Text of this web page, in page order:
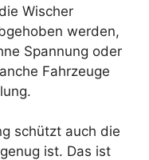
Wischer
werden,
Spannung oder
Fahrzeuge
schützt auch die
ist. Das ist